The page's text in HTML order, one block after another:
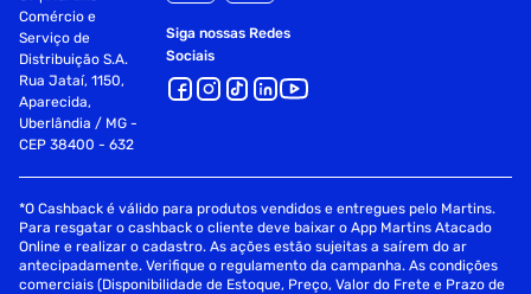
Comércio e
Serviço de
Distribuição S.A.
Rua Jataí, 1150,
Aparecida,
Uberlândia / MG -
CEP 38400 - 632
Siga nossas Redes
Sociais
*O Cashback é válido para produtos vendidos e entregues pelo Martins.
Para resgatar o cashback o cliente deve baixar o App Martins Atacado
Online e realizar o cadastro. As ações estão sujeitas a saírem do ar
antecipadamente. Verifique o regulamento da campanha. As condições
comerciais (Disponibilidade de Estoque, Preço, Valor do Frete e Prazo de